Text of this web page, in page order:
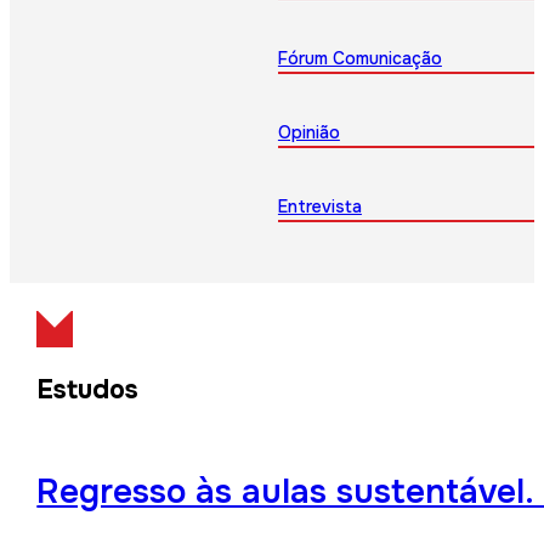
Fórum Comunicação
Opinião
Entrevista
Estudos
Regresso às aulas